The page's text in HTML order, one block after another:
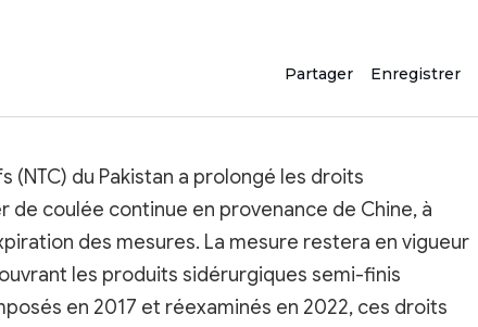
Partager Enregistrer
(NTC) du Pakistan a prolongé les droits
de coulée continue en provenance de Chine, à
des mesures. La mesure restera en vigueur
les produits sidérurgiques semi-finis
en 2017 et réexaminés en 2022, ces droits